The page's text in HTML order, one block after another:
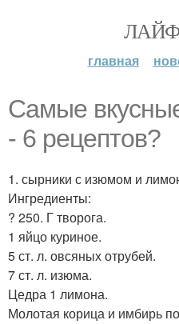
главная
Самые
- 6 рецептов?
1. сырники с изюмом и
Ингредиенты:
? 250. Г творога.
1 яйцо куриное.
5 ст. л. овсяных отрубей.
7 ст. л. изюма.
Цедра 1 лимона.
Молотая корица и имбирь